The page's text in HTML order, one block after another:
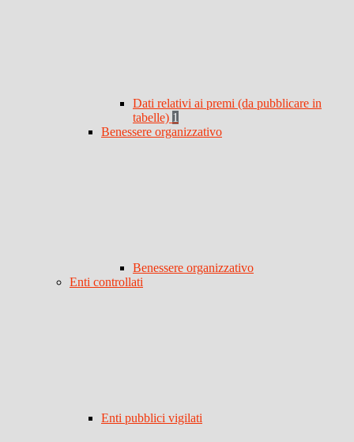
Dati relativi ai premi (da pubblicare in
tabelle) 1
Benessere organizzativo
Benessere organizzativo
Enti controllati
Enti pubblici vigilati